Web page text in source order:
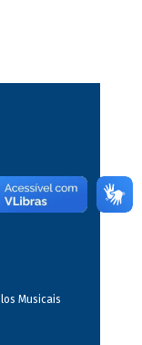
Musicais